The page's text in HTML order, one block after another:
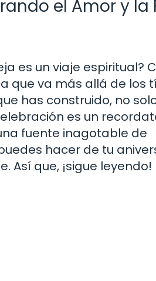
el Amor y la
es un viaje espiritual?
que va más allá de los
has construido, no
es un
fuente inagotable de
hacer de tu
Así que, ¡sigue leyendo!